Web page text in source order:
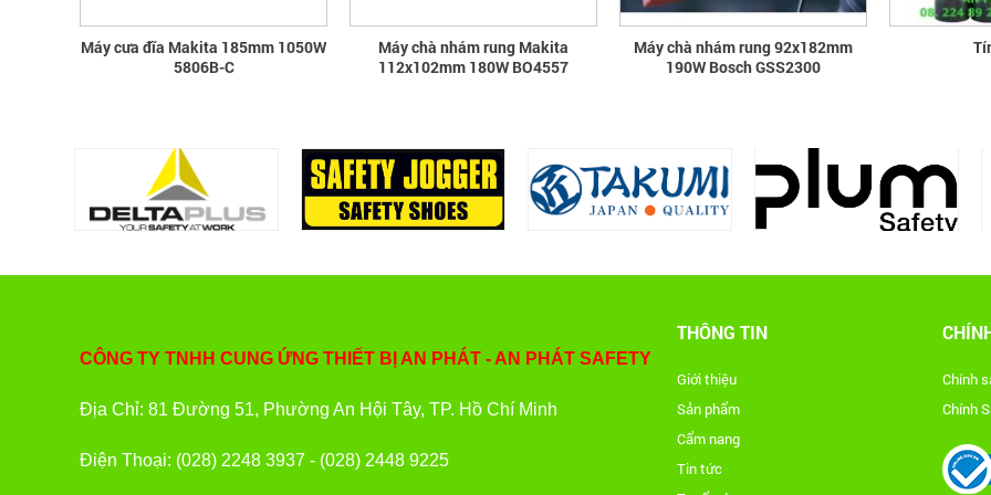
Máy cưa đĩa Makita 185mm 1050W
5806B-C
Máy chà nhám rung Makita
112x102mm 180W BO4557
Máy chà nhám rung 92x182mm
190W Bosch GSS2300
CÔNG TY TNHH CUNG ỨNG THIẾT BỊ AN PHÁT - AN PHÁT SAFETY
Địa Chỉ: 81 Đường 51, Phường An Hội Tây, TP. Hồ Chí Minh
Điện Thoại: (028) 2248 3937 - (028) 2448 9225
THÔNG TIN
Giới thiệu
Sản phẩm
Cẩm nang
Tin tức
Chính
Chính